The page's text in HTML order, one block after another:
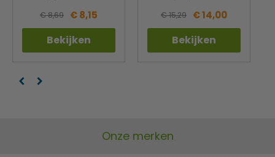
€ 8,69 € 8,15
Bekijken
€ 15,29 € 14,00
Bekijken
Onze merken